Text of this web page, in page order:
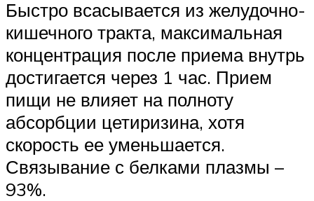
Быстро всасывается из желудочно-
кишечного тракта, максимальная
концентрация после приема внутрь
достигается через 1 час. Прием
пищи не влияет на полноту
абсорбции цетиризина, хотя
скорость ее уменьшается.
Связывание с белками плазмы –
93%.